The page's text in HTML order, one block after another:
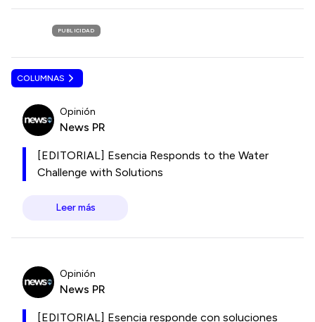
PUBLICIDAD
COLUMNAS
Opinión
News PR
[EDITORIAL] Esencia Responds to the Water
Challenge with Solutions
Leer más
Opinión
News PR
[EDITORIAL] Esencia responde con soluciones